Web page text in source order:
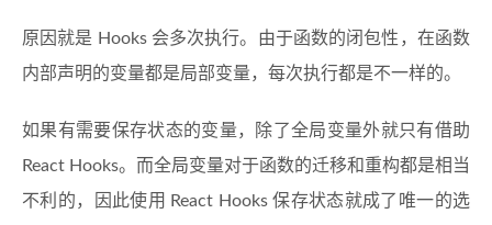
原因就是 Hooks 会多次执行。由于函数的闭包性，在函数
内部声明的变量都是局部变量，每次执行都是不一样的。
如果有需要保存状态的变量，除了全局变量外就只有借助
React Hooks。而全局变量对于函数的迁移和重构都是相当
不利的，因此使用 React Hooks 保存状态就成了唯一的选